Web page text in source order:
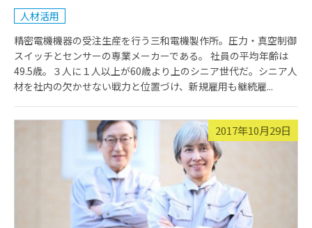
人材活用
精密電機機器の受注生産を行う三和電機製作所。圧力・真空制御
スイッチとセンサーの専業メーカーである。 社員の平均年齢は
49.5歳。３人に１人以上が60歳より上のシニア世代だ。シニア人
材を社内の欠かせない戦力と位置づけ、新規雇用も継続雇...
2017年10月29日